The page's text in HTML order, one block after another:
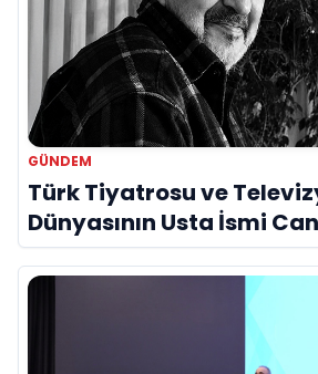
GÜNDEM
Türk Tiyatrosu ve
Dünyasının Usta İsmi
Hayatını Kaybetti